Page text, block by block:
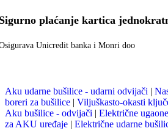
plaćanje kartica
Unicredit banka i Monri doo
Aku udarne bušilice - udarni odvijači |
boreri za bušilice | Viljuškasto-okasti
Aku bušilice - odvijači | Električne
za AKU uređaje | Električne udarne